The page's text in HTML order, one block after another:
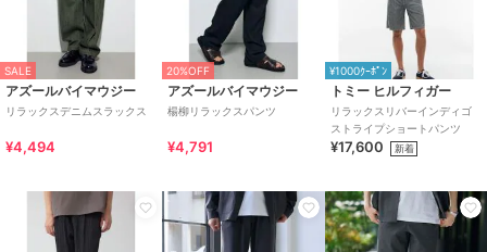
SALE
アズールバイマウジー
リラックスデニムスラックス
¥4,494
20%OFF
アズールバイマウジー
楊柳リラックスパンツ
¥4,791
¥1000ｸｰﾎﾟﾝ
トミー ヒルフィガー
リラックスリバーインディゴ
ストライプショートパンツ
¥17,600 新着